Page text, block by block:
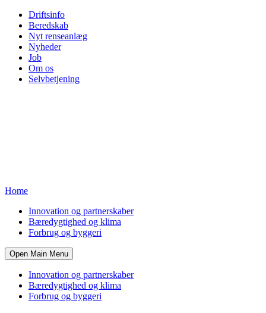
Driftsinfo
Beredskab
Nyt renseanlæg
Nyheder
Job
Om os
Selvbetjening
Home
Innovation og partnerskaber
Bæredygtighed og klima
Forbrug og byggeri
Open Main Menu
Innovation og partnerskaber
Bæredygtighed og klima
Forbrug og byggeri